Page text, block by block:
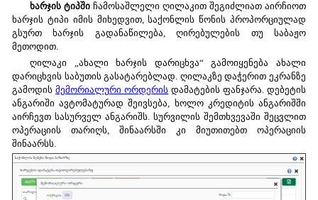
ხარჯის ტიპში ჩამოსაშლელი ღილაკით შეგიძლიათ აირჩიოთ
ხარჯის ტიპი იმის მიხედვით, საქონლის წონის პროპორციულად
გსურთ ხარჯის გადანაწილება, ღირებულების თუ საბაჟო
მეთოდით.
ღილაკი „ახალი ხარჯის დარიცხვა“ გამოიყენება ახალი
დარიცხვის საბუთის გასატარებლად. ღილაკზე დაჭერით ეკრანზე
გამოდის მემორიალური ორდერის დამატების ფანჯარა. დებეტის
ანგარიში ავტომატურად შეივსება, ხოლო კრედიტის ანგარიშში
აირჩევთ სასურველ ანგარიშს. სურვილის შემთხვევაში შეცვლით
ოპერაციის თარიღს, შინაარსში კი მიუთითებთ ოპერაციის
შინაარსს.